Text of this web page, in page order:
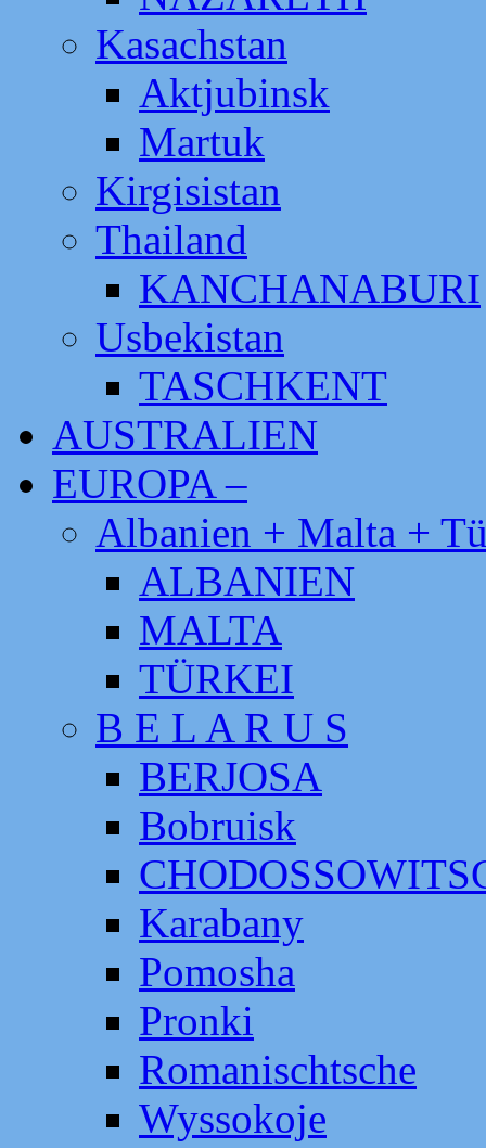
Kasachstan
Aktjubinsk
Martuk
Kirgisistan
Thailand
KANCHANABURI
Usbekistan
TASCHKENT
AUSTRALIEN
EUROPA –
Albanien + Malta +
ALBANIEN
MALTA
TÜRKEI
B E L A R U S
BERJOSA
Bobruisk
Karabany
Pomosha
Pronki
Romanischtsche
Wyssokoje